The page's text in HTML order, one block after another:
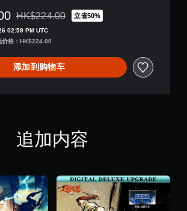
从原价HK$224.00折扣优惠
HK$224.00 立省50%
02:59 PM UTC
价格：HK$224.00
添加到购物车
追加内容